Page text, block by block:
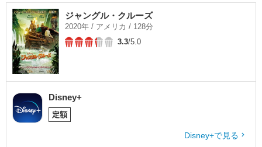
ジャングル・クルーズ
2020年 / アメリカ / 128分
3.3/5.0
Disney+
定額
Disney+で見る